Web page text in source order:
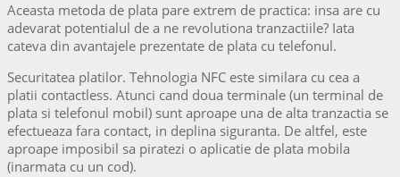
Aceasta metoda de plata pare extrem de practica: insa are cu
adevarat potentialul de a ne revolutiona tranzactiile? Iata
cateva din avantajele prezentate de plata cu telefonul.
Securitatea platilor. Tehnologia NFC este similara cu cea a
platii contactless. Atunci cand doua terminale (un terminal de
plata si telefonul mobil) sunt aproape una de alta tranzactia se
efectueaza fara contact, in deplina siguranta. De altfel, este
aproape imposibil sa piratezi o aplicatie de plata mobila
(inarmata cu un cod).